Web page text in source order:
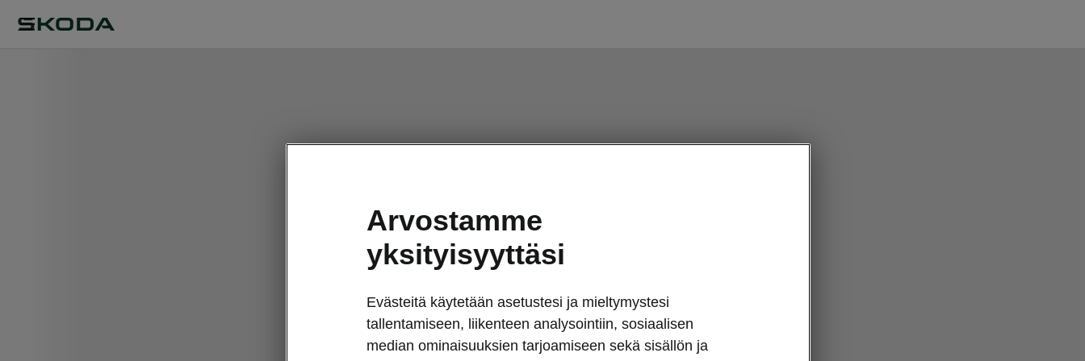
Arvostamme
yksityisyyttäsi
Evästeitä käytetään asetustesi ja mieltymystesi
tallentamiseen, liikenteen analysointiin, sosiaalisen
median ominaisuuksien tarjoamiseen sekä sisällön ja